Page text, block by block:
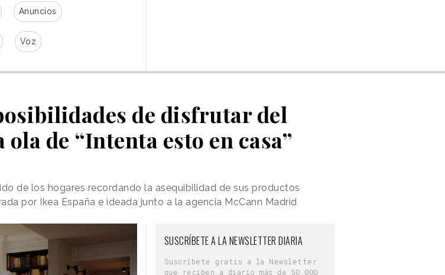
Anuncios
Voz
de disfrutar del
de “Intenta esto en casa”
de los hogares recordando la asequibilidad de sus productos
por Ikea España e ideada junto a la agencia McCann Madrid
SUSCRÍBETE A LA NEWSLETTER DIARIA
Suscríbete gratis a la Newsletter
que reciben a diario más de 50.000